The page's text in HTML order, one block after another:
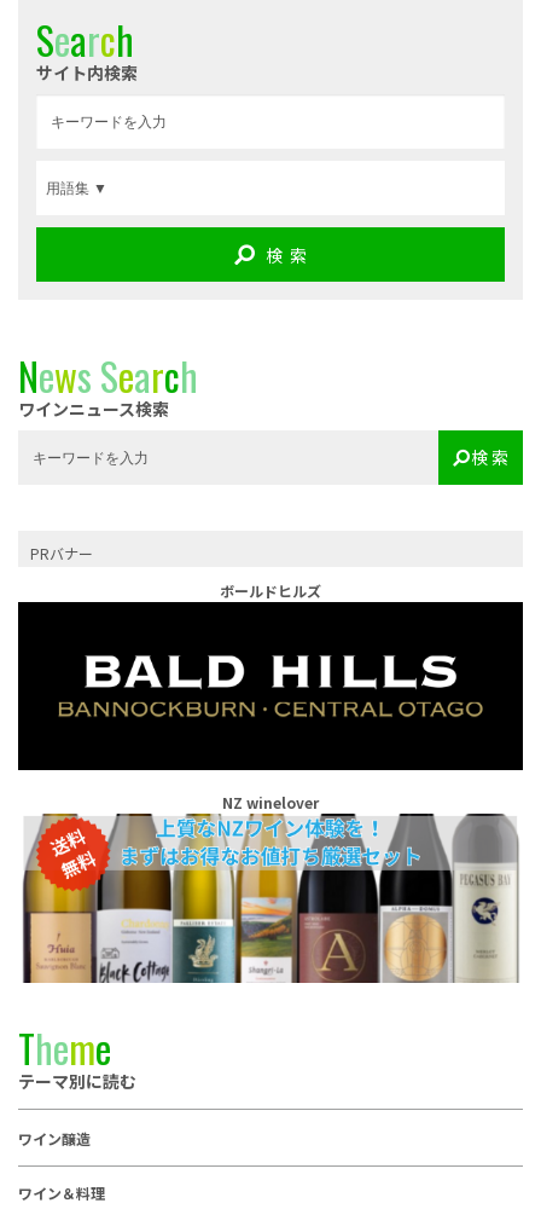
Search
サイト内検索
検 索
NewsSearch
ワインニュース検索
検 索
PRバナー
ボールドヒルズ
NZ winelover
Theme
テーマ別に読む
ワイン醸造
ワイン＆料理